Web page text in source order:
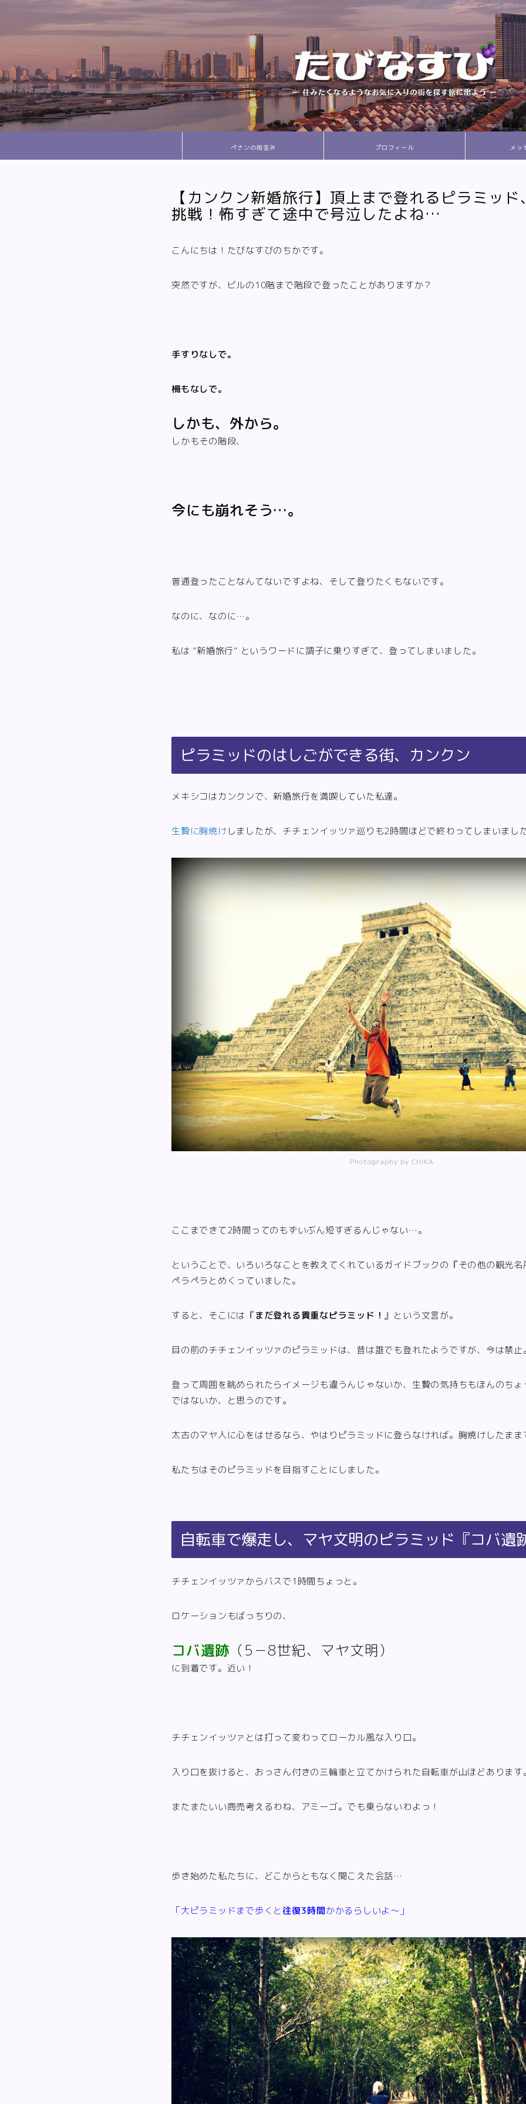
ペナンの街並み プロフィール メッ
【カンクン新婚旅行】頂上まで登れるピラミッ
挑戦！怖すぎて途中で号泣したよね…
こんにちは！たびなすびのちかです。
突然ですが、ビルの10階まで階段で登ったことがありますか？
手すりなしで。
柵もなしで。
しかも、外から。
しかもその階段、
今にも崩れそう…。
普通登ったことなんてないですよね、そして登りたくもないです。
なのに、なのに…。
私は ”新婚旅行” というワードに調子に乗りすぎて、登ってしまいました。
ピラミッドのはしごができる街、カンクン
メキシコはカンクンで、新婚旅行を満喫していた私達。
生贄に胸焼けしましたが、チチェンイッツァ巡りも2時間ほどで終わってしまいまし
Photography by CHIKA
ここまできて2時間ってのもずいぶん短すぎるんじゃない…。
ということで、いろいろなことを教えてくれているガイドブックの『その他の観光
ペラペラとめくっていました。
すると、そこには『まだ登れる貴重なピラミッド！ 』という文言が。
目の前のチチェンイッツァのピラミッドは、昔は誰でも登れたようですが、今は禁止
登って周囲を眺められたらイメージも違うんじゃないか、生贄の気持ちもほんのち
ではないか、と思うのです。
太古のマヤ人に心をはせるなら、やはりピラミッドに登らなければ。胸焼けしたま
私たちはそのピラミッドを目指すことにしました。
自転車で爆走し、マヤ文明のピラミッド『コバ遺
チチェンイッツァからバスで1時間ちょっと。
ロケーションもばっちりの、
コバ遺跡 （5－8世紀、マヤ文明）
に到着です。近い！
チチェンイッツァとは打って変わってローカル風な入り口。
入り口を抜けると、おっさん付きの三輪車と立てかけられた自転車が山ほどあります
またまたいい商売考えるわね、アミーゴ。でも乗らないわよっ！
歩き始めた私たちに、どこからともなく聞こえた会話…
「大ピラミッドまで歩くと往復3時間かかるらしいよ～」